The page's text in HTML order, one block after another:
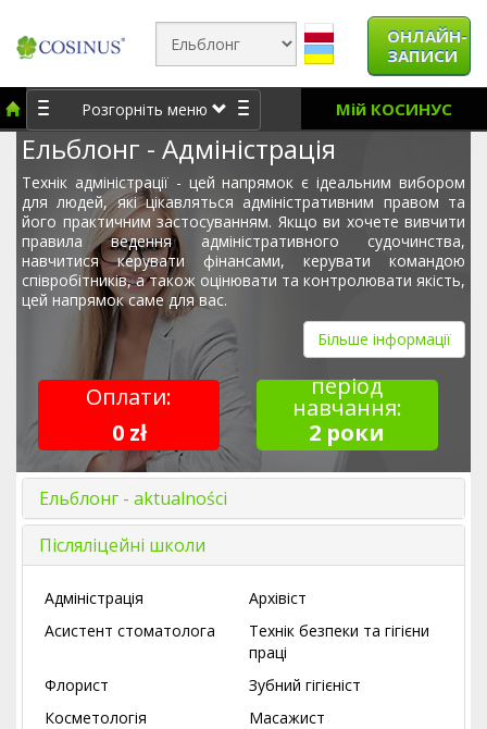
ОНЛАЙН-
ЗАПИСИ
Розгорніть меню Мій КОСИНУС
Ельблонг - Адміністрація
Технік адміністрації - цей напрямок є ідеальним вибором
для людей, які цікавляться адміністративним правом та
його практичним застосуванням. Якщо ви хочете вивчити
правила ведення адміністративного судочинства,
навчитися керувати фінансами, керувати командою
співробітників, а також оцінювати та контролювати якість,
цей напрямок саме для вас.
Більше інформації
Оплати:
0 zł
період
навчання:
2 роки
Ельблонг - aktualności
Післяліцейні школи
Адміністрація
Архівіст
Асистент стоматолога
Технік безпеки та гігієни
праці
Флорист
Зубний гігієніст
Косметологія
Масажист